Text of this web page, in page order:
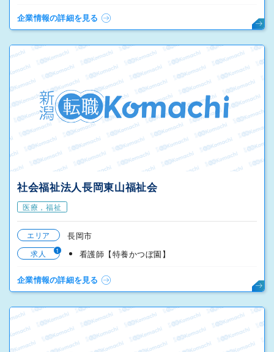
企業情報の詳細を見る
社会福祉法人長岡東山福祉会
医療，福祉
エリア 長岡市
求人 1 看護師【特養かつぼ園】
企業情報の詳細を見る